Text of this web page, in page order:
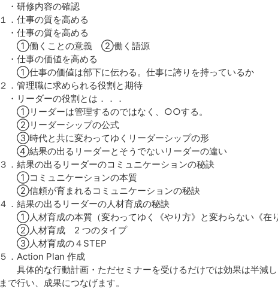
・研修内容の確認
１．仕事の質を高める
・仕事の質を高める
①働くことの意義 ②働く語源
・仕事の価値を高める
①仕事の価値は部下に伝わる。仕事に誇りを持っているか
２．管理職に求められる役割と期待
・リーダーの役割とは．．．
①リーダーは管理するのではなく、○○する。
②リーダーシップの公式
③時代と共に変わってゆくリーダーシップの形
④結果の出るリーダーとそうでないリーダーの違い
３．結果の出るリーダーのコミュニケーションの秘訣
①コミュニケーションの本質
②信頼が育まれるコミュニケーションの秘訣
４．結果の出るリーダーの人材育成の秘訣
①人材育成の本質（変わってゆく《やり方》と変わらない《在
②人材育成 2 つのタイプ
③人材育成の４STEP
５．Action Plan 作成
具体的な行動計画・ただセミナーを受けるだけでは効果は半減
まで行い、成果につなげます。